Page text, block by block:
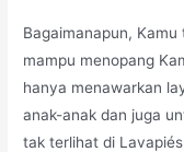
Bagaimanapun,
mampu menopang
hanya menawarkan
anak-anak dan juga
tak terlihat di